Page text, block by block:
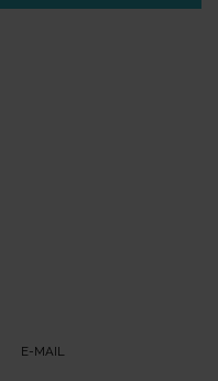
E-MAIL